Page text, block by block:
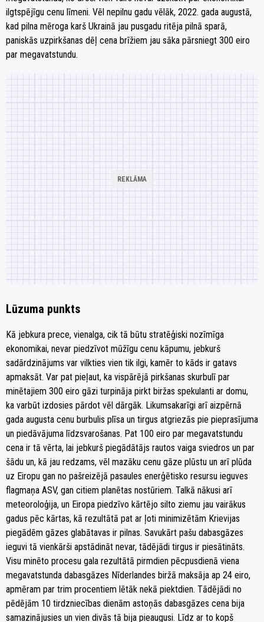
ilgtspējīgu cenu līmeni. Vēl nepilnu gadu vēlāk, 2022. gada augustā,
kad pilna mēroga karš Ukrainā jau pusgadu ritēja pilnā sparā,
paniskās uzpirkšanas dēļ cena brīžiem jau sāka pārsniegt 300 eiro
par megavatstundu.
Lūzuma punkts
Kā jebkura prece, vienalga, cik tā būtu stratēģiski nozīmīga
ekonomikai, nevar piedzīvot mūžīgu cenu kāpumu, jebkurš
sadārdzinājums var vilkties vien tik ilgi, kamēr to kāds ir gatavs
apmaksāt. Var pat pieļaut, ka vispārējā pirkšanas skurbulī par
minētajiem 300 eiro gāzi turpināja pirkt biržas spekulanti ar domu,
ka varbūt izdosies pārdot vēl dārgāk. Likumsakarīgi arī aizpērnā
gada augusta cenu burbulis plīsa un tirgus atgriezās pie pieprasījuma
un piedāvājuma līdzsvarošanas. Pat 100 eiro par megavatstundu
cena ir tā vērta, lai jebkurš piegādātājs rautos vaiga sviedros un par
šādu un, kā jau redzams, vēl mazāku cenu gāze plūstu un arī plūda
uz Eiropu gan no pašreizējā pasaules enerģētisko resursu ieguves
flagmaņa ASV, gan citiem planētas nostūriem. Talkā nākusi arī
meteoroloģija, un Eiropa piedzīvo kārtējo silto ziemu jau vairākus
gadus pēc kārtas, kā rezultātā pat ar ļoti minimizētām Krievijas
piegādēm gāzes glabātavas ir pilnas. Savukārt pašu dabasgāzes
ieguvi tā vienkārši apstādināt nevar, tādējādi tirgus ir piesātināts.
Visu minēto procesu gala rezultātā pirmdien pēcpusdienā viena
megavatstunda dabasgāzes Nīderlandes biržā maksāja ap 24 eiro,
apmēram par trim procentiem lētāk nekā piektdien. Tādējādi no
pēdējām 10 tirdzniecības dienām astoņās dabasgāzes cena bija
samazinājusies un vien divās tā bija pieaugusi. Līdz ar to kopš